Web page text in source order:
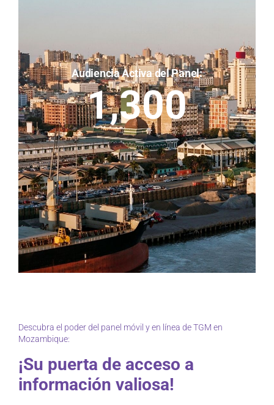
Audiencia Activa del Panel:
1,300
Descubra el poder del panel móvil y en línea de TGM en
Mozambique:
¡Su puerta de acceso a
información valiosa!